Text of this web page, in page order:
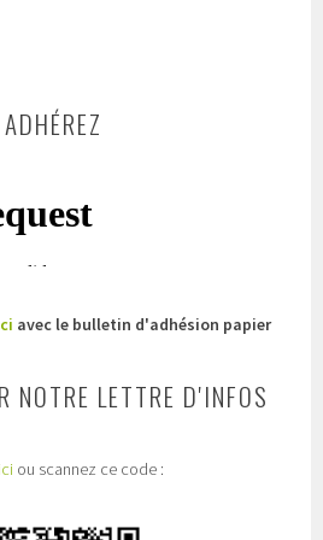
ADHÉREZ
avec le bulletin d'adhésion papier
NOTRE LETTRE D'INFOS
ou scannez ce code :